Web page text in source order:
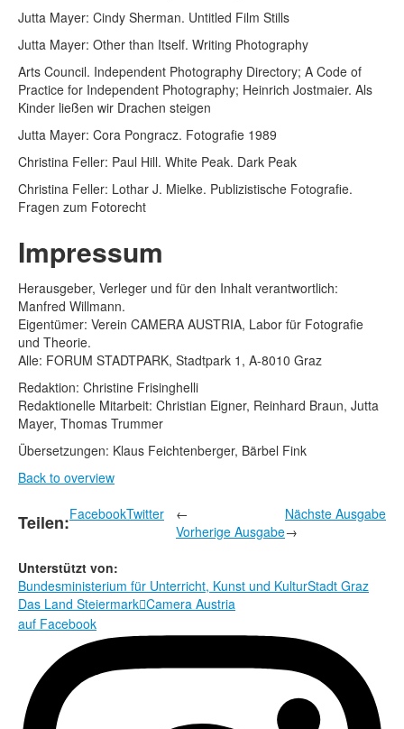
Jutta Mayer: Cindy Sherman. Untitled Film Stills
Jutta Mayer: Other than Itself. Writing Photography
Arts Council. Independent Photography Directory; A Code of
Practice for Independent Photography; Heinrich Jostmaier. Als
Kinder ließen wir Drachen steigen
Jutta Mayer: Cora Pongracz. Fotografie 1989
Christina Feller: Paul Hill. White Peak. Dark Peak
Christina Feller: Lothar J. Mielke. Publizistische Fotografie.
Fragen zum Fotorecht
Impressum
Herausgeber, Verleger und für den Inhalt verantwortlich:
Manfred Willmann.
Eigentümer: Verein CAMERA AUSTRIA, Labor für Fotografie
und Theorie.
Alle: FORUM STADTPARK, Stadtpark 1, A-8010 Graz
Redaktion: Christine Frisinghelli
Redaktionelle Mitarbeit: Christian Eigner, Reinhard Braun, Jutta
Mayer, Thomas Trummer
Übersetzungen: Klaus Feichtenberger, Bärbel Fink
Back to overview
Teilen:FacebookTwitter
←
Vorherige Ausgabe
Nächste Ausgabe
→
Unterstützt von:
Bundesministerium für Unterricht, Kunst und KulturStadt Graz
Das Land SteiermarkCamera Austria
auf Facebook